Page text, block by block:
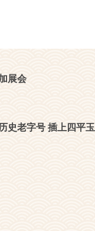
展会
史老字号 插上四平